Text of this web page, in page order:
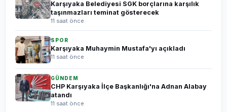
Karşıyaka Belediyesi SGK borçlarına karşılık
taşınmazları teminat gösterecek
11 saat önce
SPOR
Karşıyaka Muhaymin Mustafa'yı açıkladı
11 saat önce
GÜNDEM
CHP Karşıyaka İlçe Başkanlığı'na Adnan Alabay
atandı
11 saat önce